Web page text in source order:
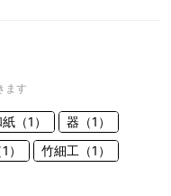
ます
（1）
器（1）
）
竹細工（1）